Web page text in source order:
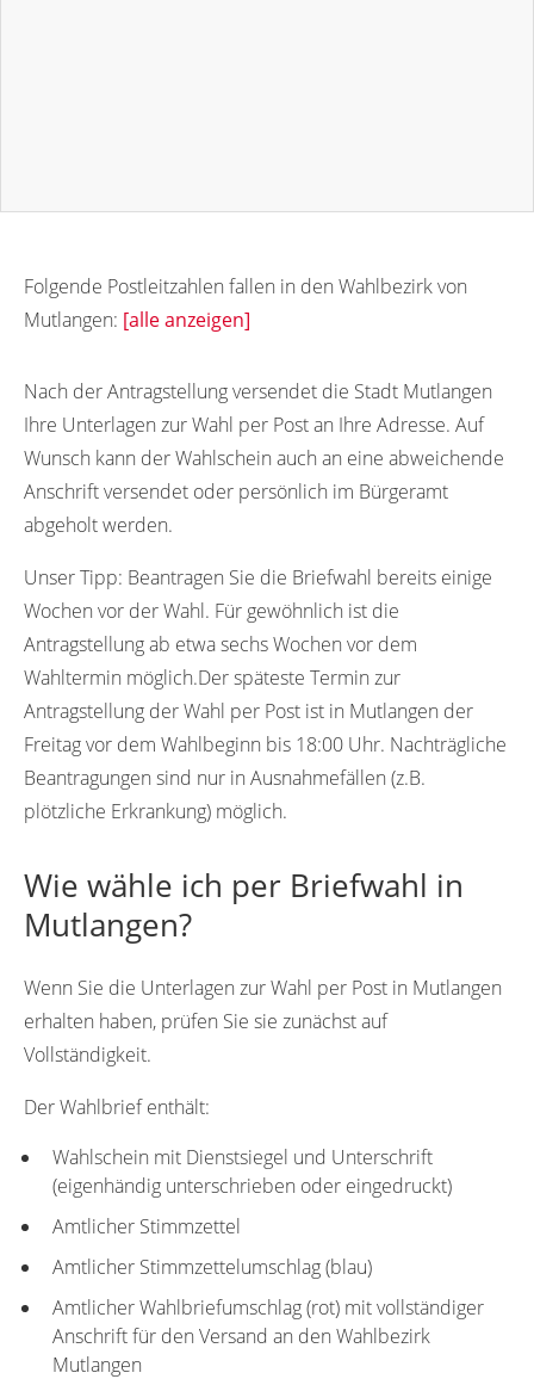
Folgende Postleitzahlen fallen in den Wahlbezirk von
Mutlangen: [alle anzeigen]
Nach der Antragstellung versendet die Stadt Mutlangen
Ihre Unterlagen zur Wahl per Post an Ihre Adresse. Auf
Wunsch kann der Wahlschein auch an eine abweichende
Anschrift versendet oder persönlich im Bürgeramt
abgeholt werden.
Unser Tipp: Beantragen Sie die Briefwahl bereits einige
Wochen vor der Wahl. Für gewöhnlich ist die
Antragstellung ab etwa sechs Wochen vor dem
Wahltermin möglich.Der späteste Termin zur
Antragstellung der Wahl per Post ist in Mutlangen der
Freitag vor dem Wahlbeginn bis 18:00 Uhr. Nachträgliche
Beantragungen sind nur in Ausnahmefällen (z.B.
plötzliche Erkrankung) möglich.
Wie wähle ich per Briefwahl in
Mutlangen?
Wenn Sie die Unterlagen zur Wahl per Post in Mutlangen
erhalten haben, prüfen Sie sie zunächst auf
Vollständigkeit.
Der Wahlbrief enthält:
Wahlschein mit Dienstsiegel und Unterschrift
(eigenhändig unterschrieben oder eingedruckt)
Amtlicher Stimmzettel
Amtlicher Stimmzettelumschlag (blau)
Amtlicher Wahlbriefumschlag (rot) mit vollständiger
Anschrift für den Versand an den Wahlbezirk
Mutlangen